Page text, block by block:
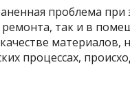
проблема при
так и в
материалов,
процессах,